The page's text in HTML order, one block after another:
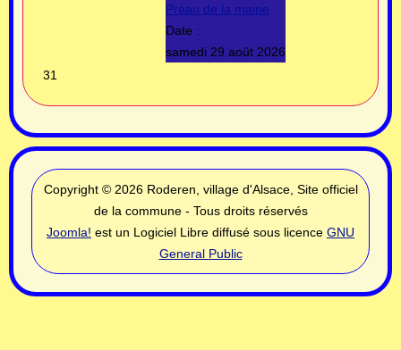
Préau de la mairie
Date :
samedi 29 août 2026
31
Copyright © 2026 Roderen, village d'Alsace, Site officiel
de la commune - Tous droits réservés
Joomla! est un Logiciel Libre diffusé sous licence GNU
General Public